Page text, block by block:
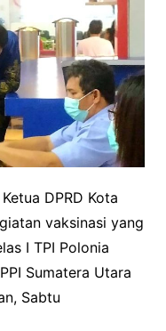
DPRD Kota
vaksinasi yang
I TPI Polonia
Sumatera Utara
Sabtu